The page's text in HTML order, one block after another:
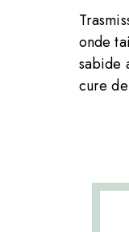
onde
sabide
cure